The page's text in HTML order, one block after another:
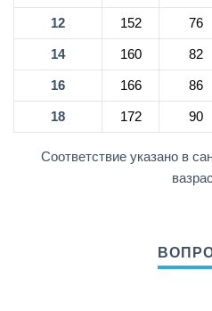
12 152 76
14 160 82
16 166 86
18 172 90
Соответствие указано в